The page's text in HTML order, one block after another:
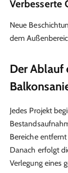
Verbesserte
Neue
dem
Der Ablauf
Jedes Projekt
Bereiche
Danach erfolgt
Verlegung eines